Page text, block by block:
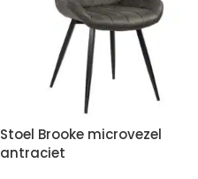
Stoel Brooke microvezel
antraciet